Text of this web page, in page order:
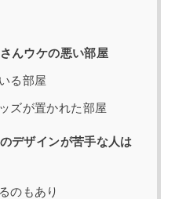
んウケの悪い部屋
る部屋
ズが置かれた部屋
デザインが苦手な人は
のもあり